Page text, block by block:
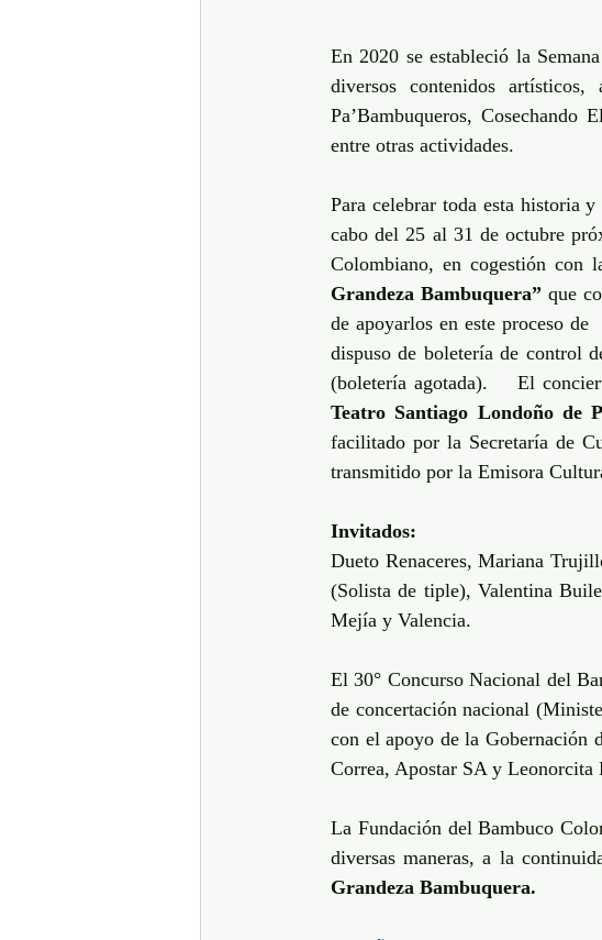
En 2020 se estableció la
diversos contenidos artísticos,
Pa’Bambuqueros, Cosechando
entre otras actividades.
Para celebrar toda esta historia
cabo del 25 al 31 de octubre
Colombiano, en cogestión con
Grandeza Bambuquera” que
de apoyarlos en este proceso
dispuso de boletería de control
(boletería agotada).    El
Teatro Santiago Londoño de
facilitado por la Secretaría de
transmitido por la Emisora
Invitados:
Dueto Renaceres, Mariana
(Solista de tiple), Valentina
Mejía y Valencia.
El 30° Concurso Nacional del
de concertación nacional
con el apoyo de la Gobernación
Correa, Apostar SA y Leonorcita
La Fundación del Bambuco
diversas maneras, a la
Grandeza Bambuquera.